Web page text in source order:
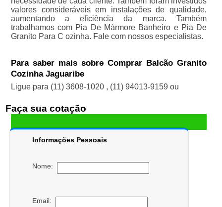
valores consideráveis em instalações de qualidade,
aumentando a eficiência da marca. Também
trabalhamos com Pia De Mármore Banheiro e Pia De
Granito Para C ozinha. Fale com nossos especialistas.
Para saber mais sobre Comprar Balcão Granito
Cozinha Jaguaribe
Ligue para (11) 3608-1020 , (11) 94013-9159 ou
Faça sua cotação
Informações Pessoais
Nome:
Email: